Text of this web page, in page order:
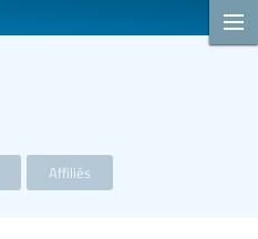
Affiliés